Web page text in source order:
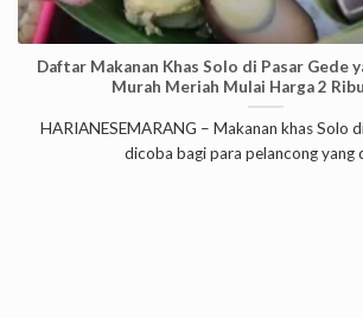
Daftar Makanan Khas Solo di Pasar Gede
Murah Meriah Mulai Harga 2
HARIANESEMARANG – Makanan khas Solo
dicoba bagi para pelancong yang